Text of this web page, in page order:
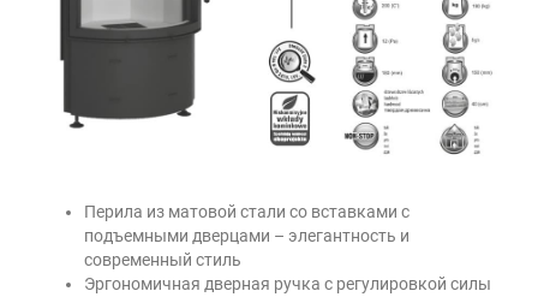
Перила из матовой стали со вставками с
подъемными дверцами – элегантность и
современный стиль
Эргономичная дверная ручка с регулировкой силы